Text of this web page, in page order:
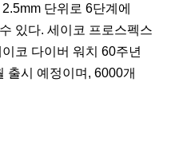
단위로 6단계에
있다. 세이코 프로스펙스
코 다이버 워치 60주년
출시 예정이며, 6000개